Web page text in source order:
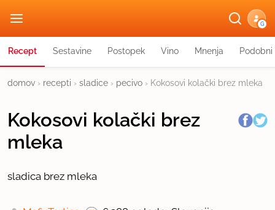
G
Recept Sestavine Postopek Vino Mnenja
domov › recepti › sladice › pecivo › Kokosovi kolački brez mleka
Kokosovi kolački brez
mleka
sladica brez mleka